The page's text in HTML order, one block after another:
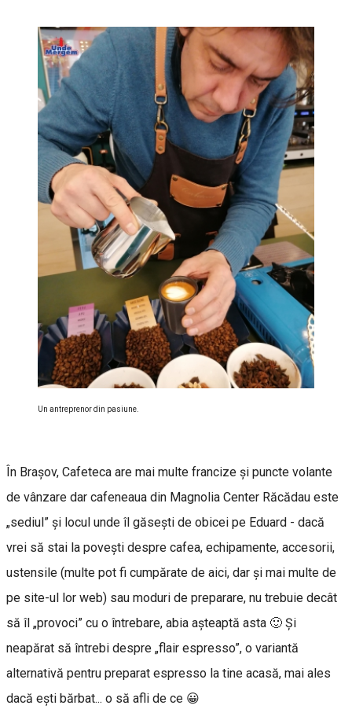
Un antreprenor din pasiune.
În Braşov, Cafeteca are mai multe francize şi puncte volante
de vânzare dar cafeneaua din Magnolia Center Răcădau este
„sediul” şi locul unde îl găseşti de obicei pe Eduard - dacă
vrei să stai la poveşti despre cafea, echipamente, accesorii,
ustensile (multe pot fi cumpărate de aici, dar şi mai multe de
pe site-ul lor web) sau moduri de preparare, nu trebuie decât
să îl „provoci” cu o întrebare, abia aşteaptă asta 🙂 Şi
neapărat să întrebi despre „flair espresso”, o variantă
alternativă pentru preparat espresso la tine acasă, mai ales
dacă eşti bărbat... o să afli de ce 😀